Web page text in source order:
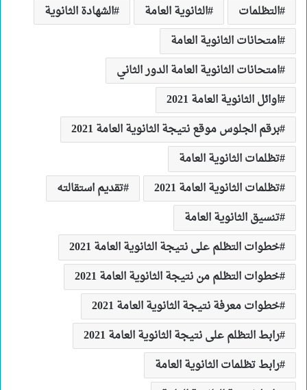
التظلمات
الثانوية العامة
الشهادة الثانوية
امتحانات الثانوية العامة
امتحانات الثانوية العامة الدور الثاني
اوائل الثانوية العامة 2021
برقم الجلوس موقع نتيجة الثانوية العامة 2021
تظلمات الثانوية العامة
تظلمات الثانوية العامة 2021
تقديم استقالته
تنسيق الثانوية العامة
خطوات التظلم على نتيجة الثانوية العامة 2021
خطوات التظلم من نتيجة الثانوية العامة 2021
خطوات معرفة نتيجة الثانوية العامة 2021
رابط التظلم على نتيجة الثانوية العامة 2021
رابط تظلمات الثانوية العامة